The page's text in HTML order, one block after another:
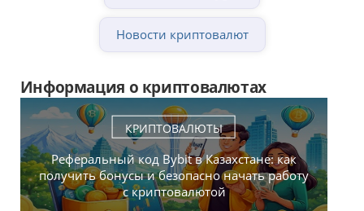
Новости криптовалют
Информация о криптовалютах
КРИПТОВАЛЮТЫ
Реферальный код Bybit в Казахстане: как
получить бонусы и безопасно начать работу
с криптовалютой